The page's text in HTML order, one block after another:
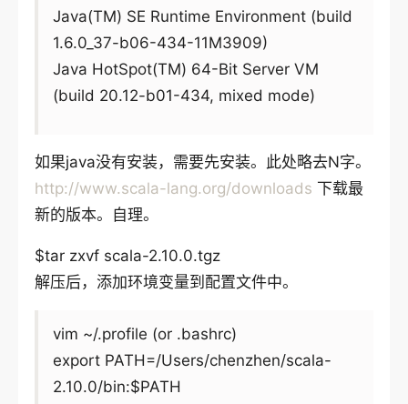
Java(TM) SE Runtime Environment (build
1.6.0_37-b06-434-11M3909)
Java HotSpot(TM) 64-Bit Server VM
(build 20.12-b01-434, mixed mode)
如果java没有安装，需要先安装。此处略去N字。
http://www.scala-lang.org/downloads 下载最
新的版本。自理。
$tar zxvf scala-2.10.0.tgz
解压后，添加环境变量到配置文件中。
vim ~/.profile (or .bashrc)
export PATH=/Users/chenzhen/scala-
2.10.0/bin:$PATH